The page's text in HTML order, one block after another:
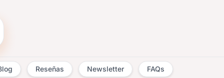
Reseñas Newsletter FAQs